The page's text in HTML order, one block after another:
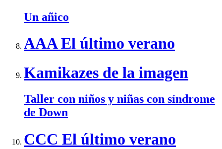
Un añico
AAA El último verano
Kamikazes de la imagen
Taller con niños y niñas con síndrome
de Down
CCC El último verano